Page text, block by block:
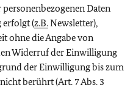
Daten
erfolgt (z.B.Newsletter),
ohne die Angabe von
Widerruf der Einwilligung
der Einwilligung bis zum
berührt (Art. 7 Abs. 3